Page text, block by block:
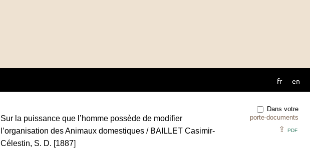
fr en
Dans votre
porte-documents
⇪ PDF
Sur la puissance que l’homme possède de modifier
l’organisation des Animaux domestiques / BAILLET Casimir-
Célestin, S. D. [1887]